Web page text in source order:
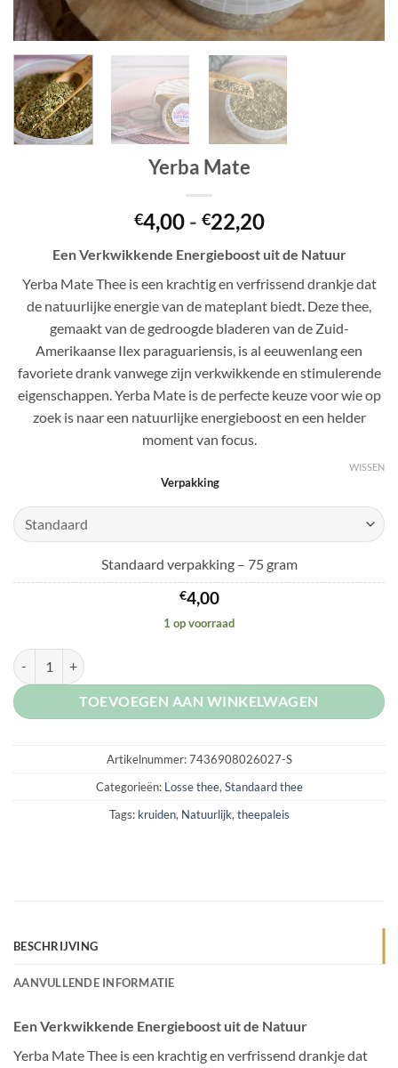
Yerba Mate
€4,00 - €22,20Prijsklasse:
tot
€22,20
Een Verkwikkende Energieboost uit de Natuur
Yerba Mate Thee is een krachtig en verfrissend drankje dat
de natuurlijke energie van de mateplant biedt. Deze thee,
gemaakt van de gedroogde bladeren van de Zuid-
Amerikaanse Ilex paraguariensis, is al eeuwenlang een
favoriete drank vanwege zijn verkwikkende en stimulerende
eigenschappen. Yerba Mate is de perfecte keuze voor wie op
zoek is naar een natuurlijke energieboost en een helder
moment van focus.
Verpakking
WISSEN
Standaard verpakking – 75 gram
€4,00
1 op voorraad
Yerba Mate aantal
TOEVOEGEN AAN WINKELWAGEN
Artikelnummer:7436908026027-S
Categorieën: Losse thee, Standaard thee
Tags: kruiden, Natuurlijk, theepaleis
BESCHRIJVING
AANVULLENDE INFORMATIE
Een Verkwikkende Energieboost uit de Natuur
Yerba Mate Thee is een krachtig en verfrissend drankje dat